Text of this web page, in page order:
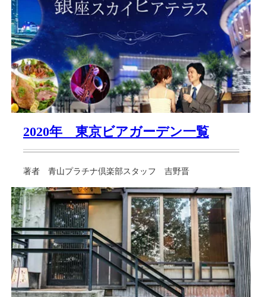
2020年 東京ビアガーデン一覧
著者 青山プラチナ倶楽部スタッフ 吉野晋